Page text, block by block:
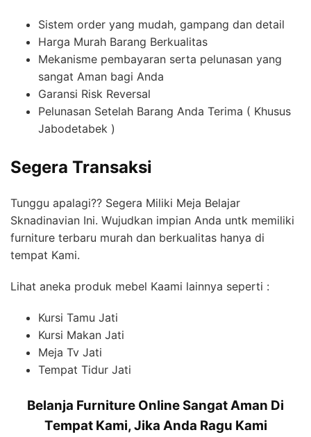
Sistem order yang mudah, gampang dan detail
Harga Murah Barang Berkualitas
Mekanisme pembayaran serta pelunasan yang
sangat Aman bagi Anda
Garansi Risk Reversal
Pelunasan Setelah Barang Anda Terima ( Khusus
Jabodetabek )
Segera Transaksi
Tunggu apalagi?? Segera Miliki Meja Belajar
Sknadinavian Ini. Wujudkan impian Anda untk memiliki
furniture terbaru murah dan berkualitas hanya di
tempat Kami.
Lihat aneka produk mebel Kaami lainnya seperti :
Kursi Tamu Jati
Kursi Makan Jati
Meja Tv Jati
Tempat Tidur Jati
Belanja Furniture OnlineSangat Aman Di
Tempat Kami, Jika Anda Ragu Kami